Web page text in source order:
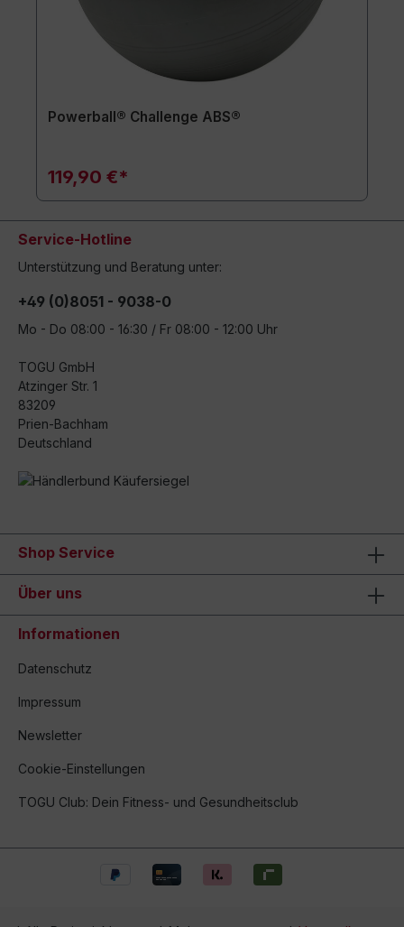
Powerball® Challenge ABS®
119,90 €*
Service-Hotline
Unterstützung und Beratung unter:
+49 (0)8051 - 9038-0
Mo - Do 08:00 - 16:30 / Fr 08:00 - 12:00 Uhr
TOGU GmbH
Atzinger Str. 1
83209
Prien-Bachham
Deutschland
Shop Service
Über uns
Informationen
Datenschutz
Impressum
Newsletter
Cookie-Einstellungen
TOGU Club: Dein Fitness- und Gesundheitsclub